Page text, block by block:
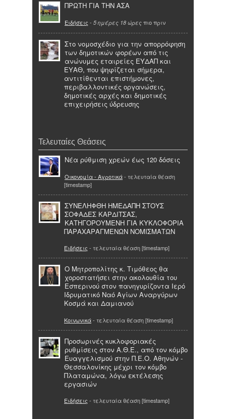
ΠΡΩΤΗ ΓΙΑ ΤΗΝ ΑΣΑ
Ειδήσεις - 5 ημέρες 18 ώρες πιο πριν
Στο νομοσχέδιο για την απορρόφηση
των δημοτικών φορέων από τις
ανώνυμες εταιρείες ΕΥΔΑΠ και
ΕΥΑΘ, που ψηφίζεται σήμερα,
αντιτίθενται επιστήμονες,
περιβαλλοντικές οργανώσεις,
δημοτικές αρχές και δημοτικές
επιχειρήσεις ύδρευσης
Τελευταίες Θεάσεις
Νέα ρύθμιση χρεών έως 120 δόσεις
Οικονομία - Αγροτικά- τελευταία θέαση
[timestamp]
ΣΥΝΕΛΗΦΘΗ ΗΜΕΔΑΠΗ ΣΤΟΥΣ
ΣΟΦΑΔΕΣ ΚΑΡΔΙΤΣΑΣ,
ΚΑΤΗΓΟΡΟΥΜΕΝΗ ΓΙΑ ΚΥΚΛΟΦΟΡΙΑ
ΠΑΡΑΧΑΡΑΓΜΕΝΩΝ ΝΟΜΙΣΜΑΤΩΝ
Ειδήσεις - τελευταία θέαση [timestamp]
Ο Μητροπολίτης κ. Τιμόθεος θα
χοροστατήσει στην ακολουθία του
Εσπερινού στον πανηγυρίζοντα Ιερό
Ιδρυματικό Ναό Αγίων Αναργύρων
Κοσμά και Δαμιανού
Κοινωνικά- τελευταία θέαση [timestamp]
Προσωρινές κυκλοφοριακές
ρυθμίσεις στον Α.Θ.Ε., από τον κόμβο
Ευαγγελισμού στην Π.Ε.Ο. Αθηνών -
Θεσσαλονίκης μέχρι τον κόμβο
Πλαταμώνα, λόγω εκτέλεσης
εργασιών
Ειδήσεις - τελευταία θέαση [timestamp]